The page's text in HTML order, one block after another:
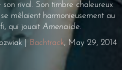
rival. Son timbre chaleureux
mêlaient harmonieusement au
qui jouait Amenaide.
|
Bachtrack, May 29, 2014